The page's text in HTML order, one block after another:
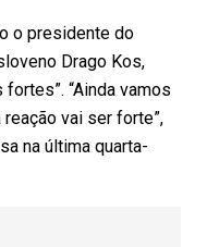
o presidente do
Drago Kos,
“Ainda vamos
vai ser forte”,
na última quarta-